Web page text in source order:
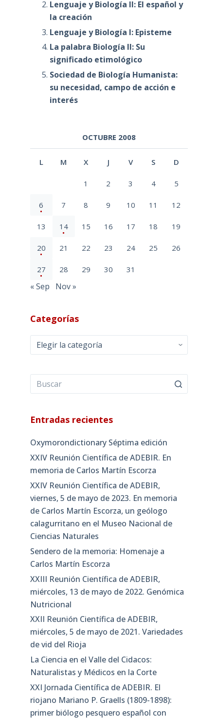
Lenguaje y Biología II: El español y
la creación
Lenguaje y Biología I: Episteme
La palabra Biología II: Su
significado etimológico
Sociedad de Biología Humanista:
su necesidad, campo de acción e
interés
OCTUBRE 2008
L M X J V S D
1 2 3 4 5
6 7 8 9 10 11 12
13 14 15 16 17 18 19
20 21 22 23 24 25 26
27 28 29 30 31
« Sep Nov »
Categorías
Categorías
Entradas recientes
Oxymorondictionary Séptima edición
XXIV Reunión Científica de ADEBIR. En
memoria de Carlos Martín Escorza
XXIV Reunión Científica de ADEBIR,
viernes, 5 de mayo de 2023. En memoria
de Carlos Martín Escorza, un geólogo
calagurritano en el Museo Nacional de
Ciencias Naturales
Sendero de la memoria: Homenaje a
Carlos Martín Escorza
XXIII Reunión Científica de ADEBIR,
miércoles, 13 de mayo de 2022. Genómica
Nutricional
XXII Reunión Científica de ADEBIR,
miércoles, 5 de mayo de 2021. Variedades
de vid del Rioja
La Ciencia en el Valle del Cidacos:
Naturalistas y Médicos en la Corte
XXI Jornada Científica de ADEBIR. El
riojano Mariano P. Graells (1809-1898):
primer biólogo pesquero español con